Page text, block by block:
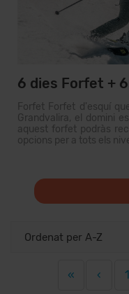
6 dies Forfet +
Forfet Forfet d'esquí
Grandvalira, el domini
aquest forfet podràs
opcions per a tots els
« ‹ 1